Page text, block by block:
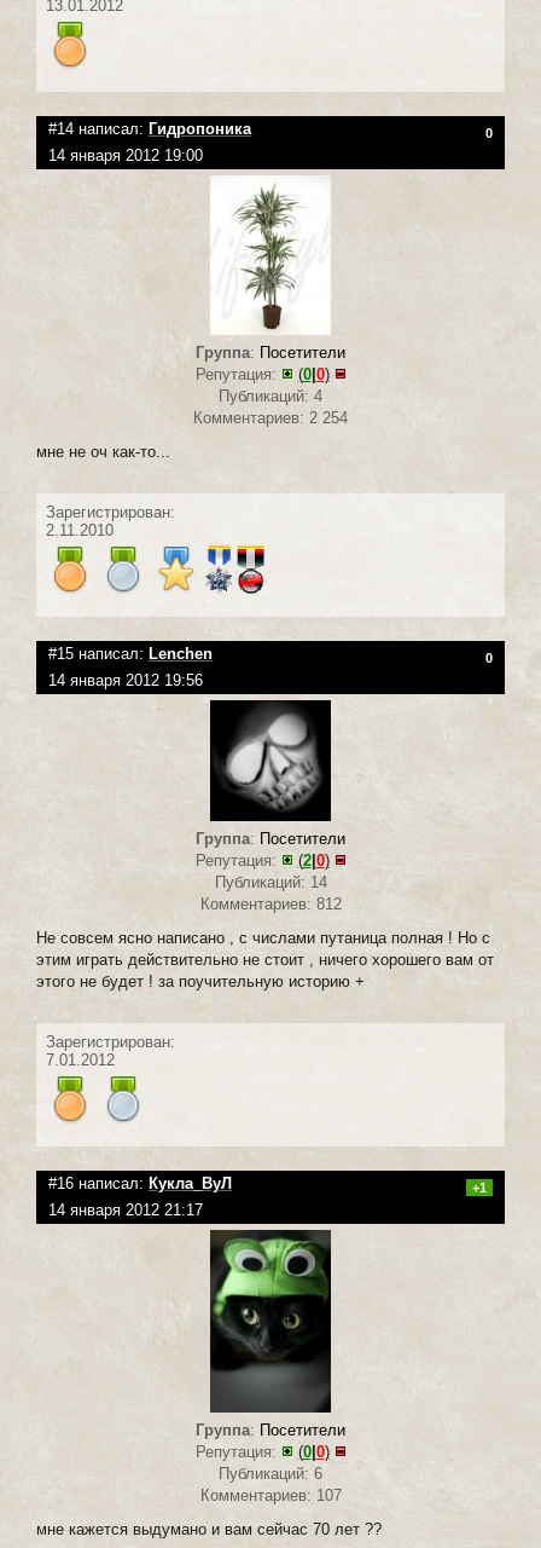
13.01.2012
#14 написал: Гидропоника 0
14 января 2012 19:00
Группа: Посетители
Репутация:
(0| 0)
Публикаций: 4
Комментариев: 2 254
мне не оч как-то...
Зарегистрирован:
2.11.2010
#15 написал: Lenchen 0
14 января 2012 19:56
Группа: Посетители
Репутация:
(2| 0)
Публикаций: 14
Комментариев: 812
Не совсем ясно написано , с числами путаница полная ! Но с
этим играть действительно не стоит , ничего хорошего вам от
этого не будет ! за поучительную историю +
Зарегистрирован:
7.01.2012
#16 написал: Кукла_ВуЛ +1
14 января 2012 21:17
Группа: Посетители
Репутация:
(0|0)
Публикаций: 6
Комментариев: 107
мне кажется выдумано и вам сейчас 70 лет ??